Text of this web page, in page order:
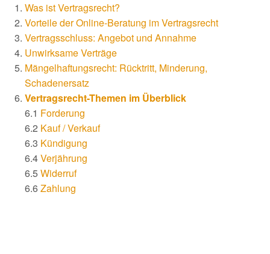
Was ist Vertragsrecht?
Vorteile der Online-Beratung im Vertragsrecht
Vertragsschluss: Angebot und Annahme
Unwirksame Verträge
Mängelhaftungsrecht: Rücktritt, Minderung,
Schadenersatz
Vertragsrecht-Themen im Überblick
6.1 Forderung
6.2 Kauf / Verkauf
6.3 Kündigung
6.4Verjährung
6.5Widerruf
6.6Zahlung